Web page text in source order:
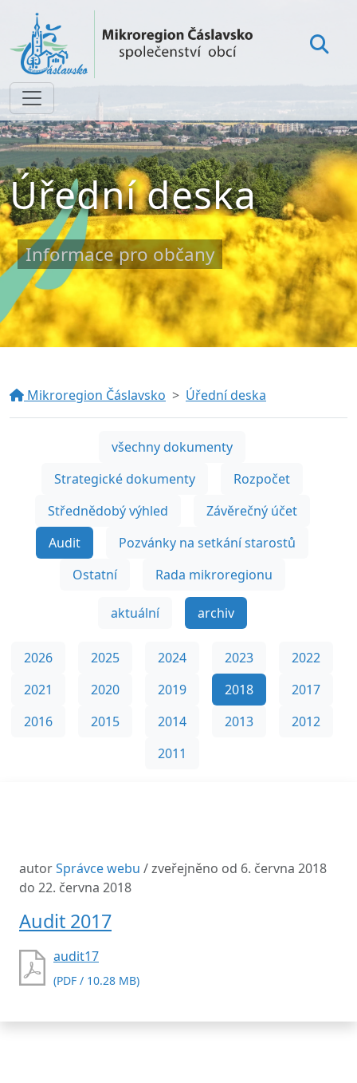
Úřední deska
Informace pro občany
Mikroregion Čáslavsko Úřední deska
všechny dokumenty
Strategické dokumenty
Rozpočet
Střednědobý výhled
Závěrečný účet
Audit
Pozvánky na setkání starostů
Ostatní
Rada mikroregionu
aktuální archiv
2026 2025 2024 2023
2022
2021
2020 2019 2018
2017
2016
2015 2014 2013
2012
2011
autorSprávce webu / zveřejněno od 6. června 2018
do 22. června 2018
Audit 2017
audit17
(PDF / 10.28 MB)